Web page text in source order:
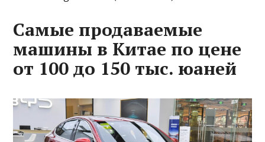
Самые продаваемые
машины в Китае по цене
от 100 до 150 тыс. юаней